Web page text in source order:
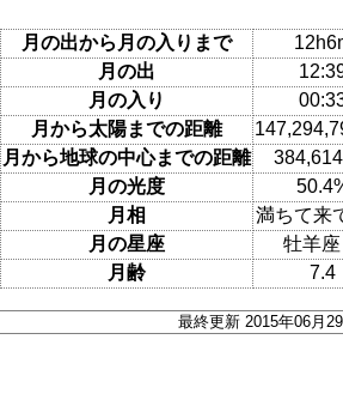
月の出から月の入りまで
月の出
月の入り
月から太陽までの距離
月から地球の中心までの距離
月の光度
月相
満ちて来
月の星座
牡羊座
月齢
7.4
最終更新 2015年06月29